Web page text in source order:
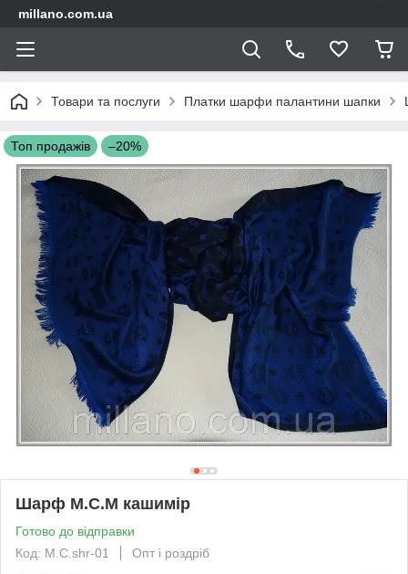
millano.com.ua
Товари та послуги Платки шарфи палантини шапки
Топ продажів –20%
Шарф М.С.М кашимір
Готово до відправки
Код: M.C.shr-01
Опт і роздріб